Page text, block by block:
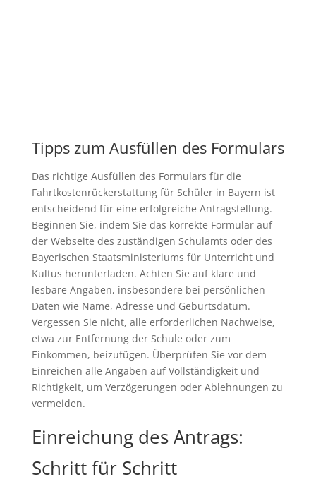
Tipps zum Ausfüllen des Formulars
Das richtige Ausfüllen des Formulars für die
Fahrtkostenrückerstattung für Schüler in Bayern ist
entscheidend für eine erfolgreiche Antragstellung.
Beginnen Sie, indem Sie das korrekte Formular auf
der Webseite des zuständigen Schulamts oder des
Bayerischen Staatsministeriums für Unterricht und
Kultus herunterladen. Achten Sie auf klare und
lesbare Angaben, insbesondere bei persönlichen
Daten wie Name, Adresse und Geburtsdatum.
Vergessen Sie nicht, alle erforderlichen Nachweise,
etwa zur Entfernung der Schule oder zum
Einkommen, beizufügen. Überprüfen Sie vor dem
Einreichen alle Angaben auf Vollständigkeit und
Richtigkeit, um Verzögerungen oder Ablehnungen zu
vermeiden.
Einreichung des Antrags:
Schritt für Schritt